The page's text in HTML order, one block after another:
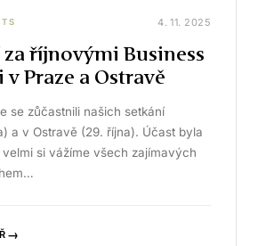
4. 11. 2025
říjnovými Business
Praze a Ostravě
se zůčastnili našich setkání
a v Ostravě (29. října). Účast byla
si vážíme všech zajímavých
→